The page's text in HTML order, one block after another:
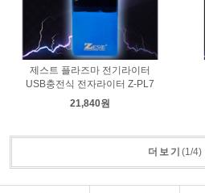
제스트 플라즈마 전기라이터
USB충전식 전자라이터 Z-PL7
21,840원
더보기 (1/4)